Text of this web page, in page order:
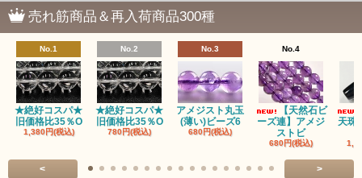
アズロマラカイト（Azuromalachite）
アパタイト
アベンチュリン(クォーツァイト/Aventurine)
アマゾナイト（天河石/Amazonite）
売れ筋商品＆再入荷商品300種
No.1
★絶好コスパ★
旧価格比35％O
1,380円(税込)
No.2
★絶好コスパ★
旧価格比35％O
780円(税込)
No.3
アメジスト丸玉
(薄い)ビーズ6
680円(税込)
No.4
【天然石ビ
ーズ連】アメジ
ストビ
680円(税込)
天珠
< >